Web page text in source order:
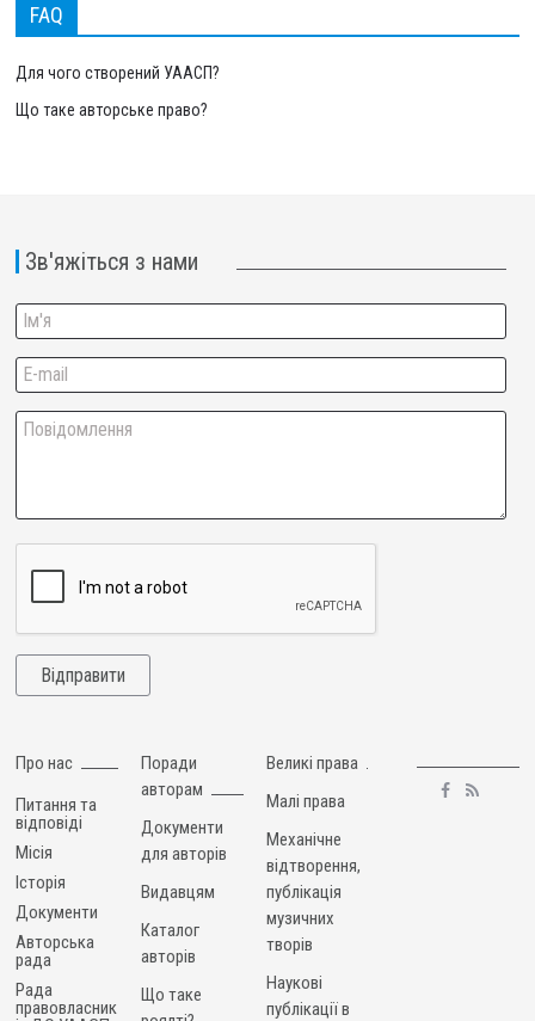
FAQ
Для чого створений УААСП?
Що таке авторське право?
Зв'яжіться з нами
Про нас
Питання та
відповіді
Місія
Історія
Документи
Авторська
рада
Рада
правовласник
Поради
авторам
Документи
для авторів
Видавцям
Каталог
авторів
Що таке
Великі права
Малі права
Механічне
відтворення,
публікація
музичних
творів
Наукові
публікації в